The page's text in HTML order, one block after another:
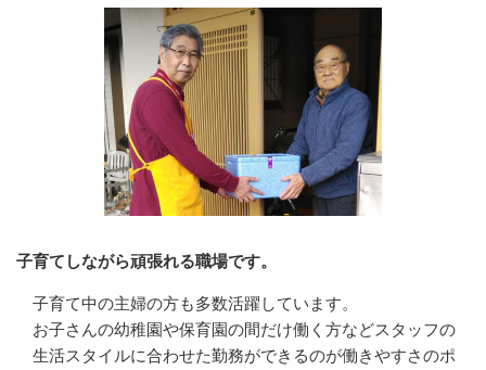
子育てしながら頑張れる職場です。
子育て中の主婦の方も多数活躍しています。
お子さんの幼稚園や保育園の間だけ働く方などスタッフの
生活スタイルに合わせた勤務ができるのが働きやすさのポ